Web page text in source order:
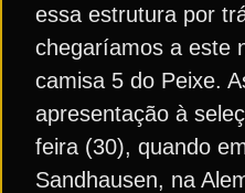
essa estrutura por
chegaríamos a este
camisa 5 do Peixe.
apresentação à
feira (30), quando
Sandhausen, na